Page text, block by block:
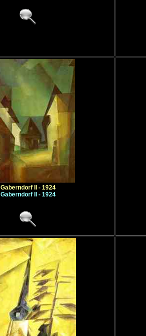
Gaberndorf II - 1924
Gaberndorf II - 1924